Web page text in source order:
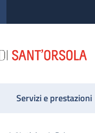
Servizi e prestazioni